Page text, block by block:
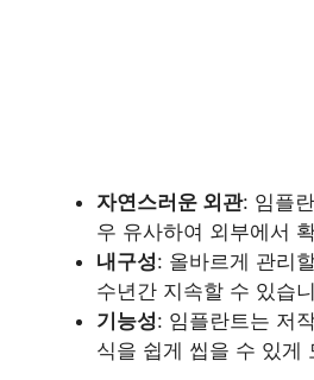
자연스러운 외관: 임플
우 유사하여 외부에서
내구성: 올바르게 관리
수년간 지속할 수 있습
기능성: 임플란트는 저
식을 쉽게 씹을 수 있게